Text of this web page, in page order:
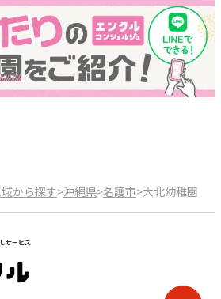
から探す>沖縄県>名護市>大北幼稚園
サービス